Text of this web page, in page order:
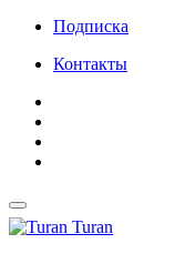
Подписка
Контакты
Turan